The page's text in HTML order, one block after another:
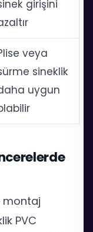
girişini
veya
sineklik
uygun
montaj
PVC